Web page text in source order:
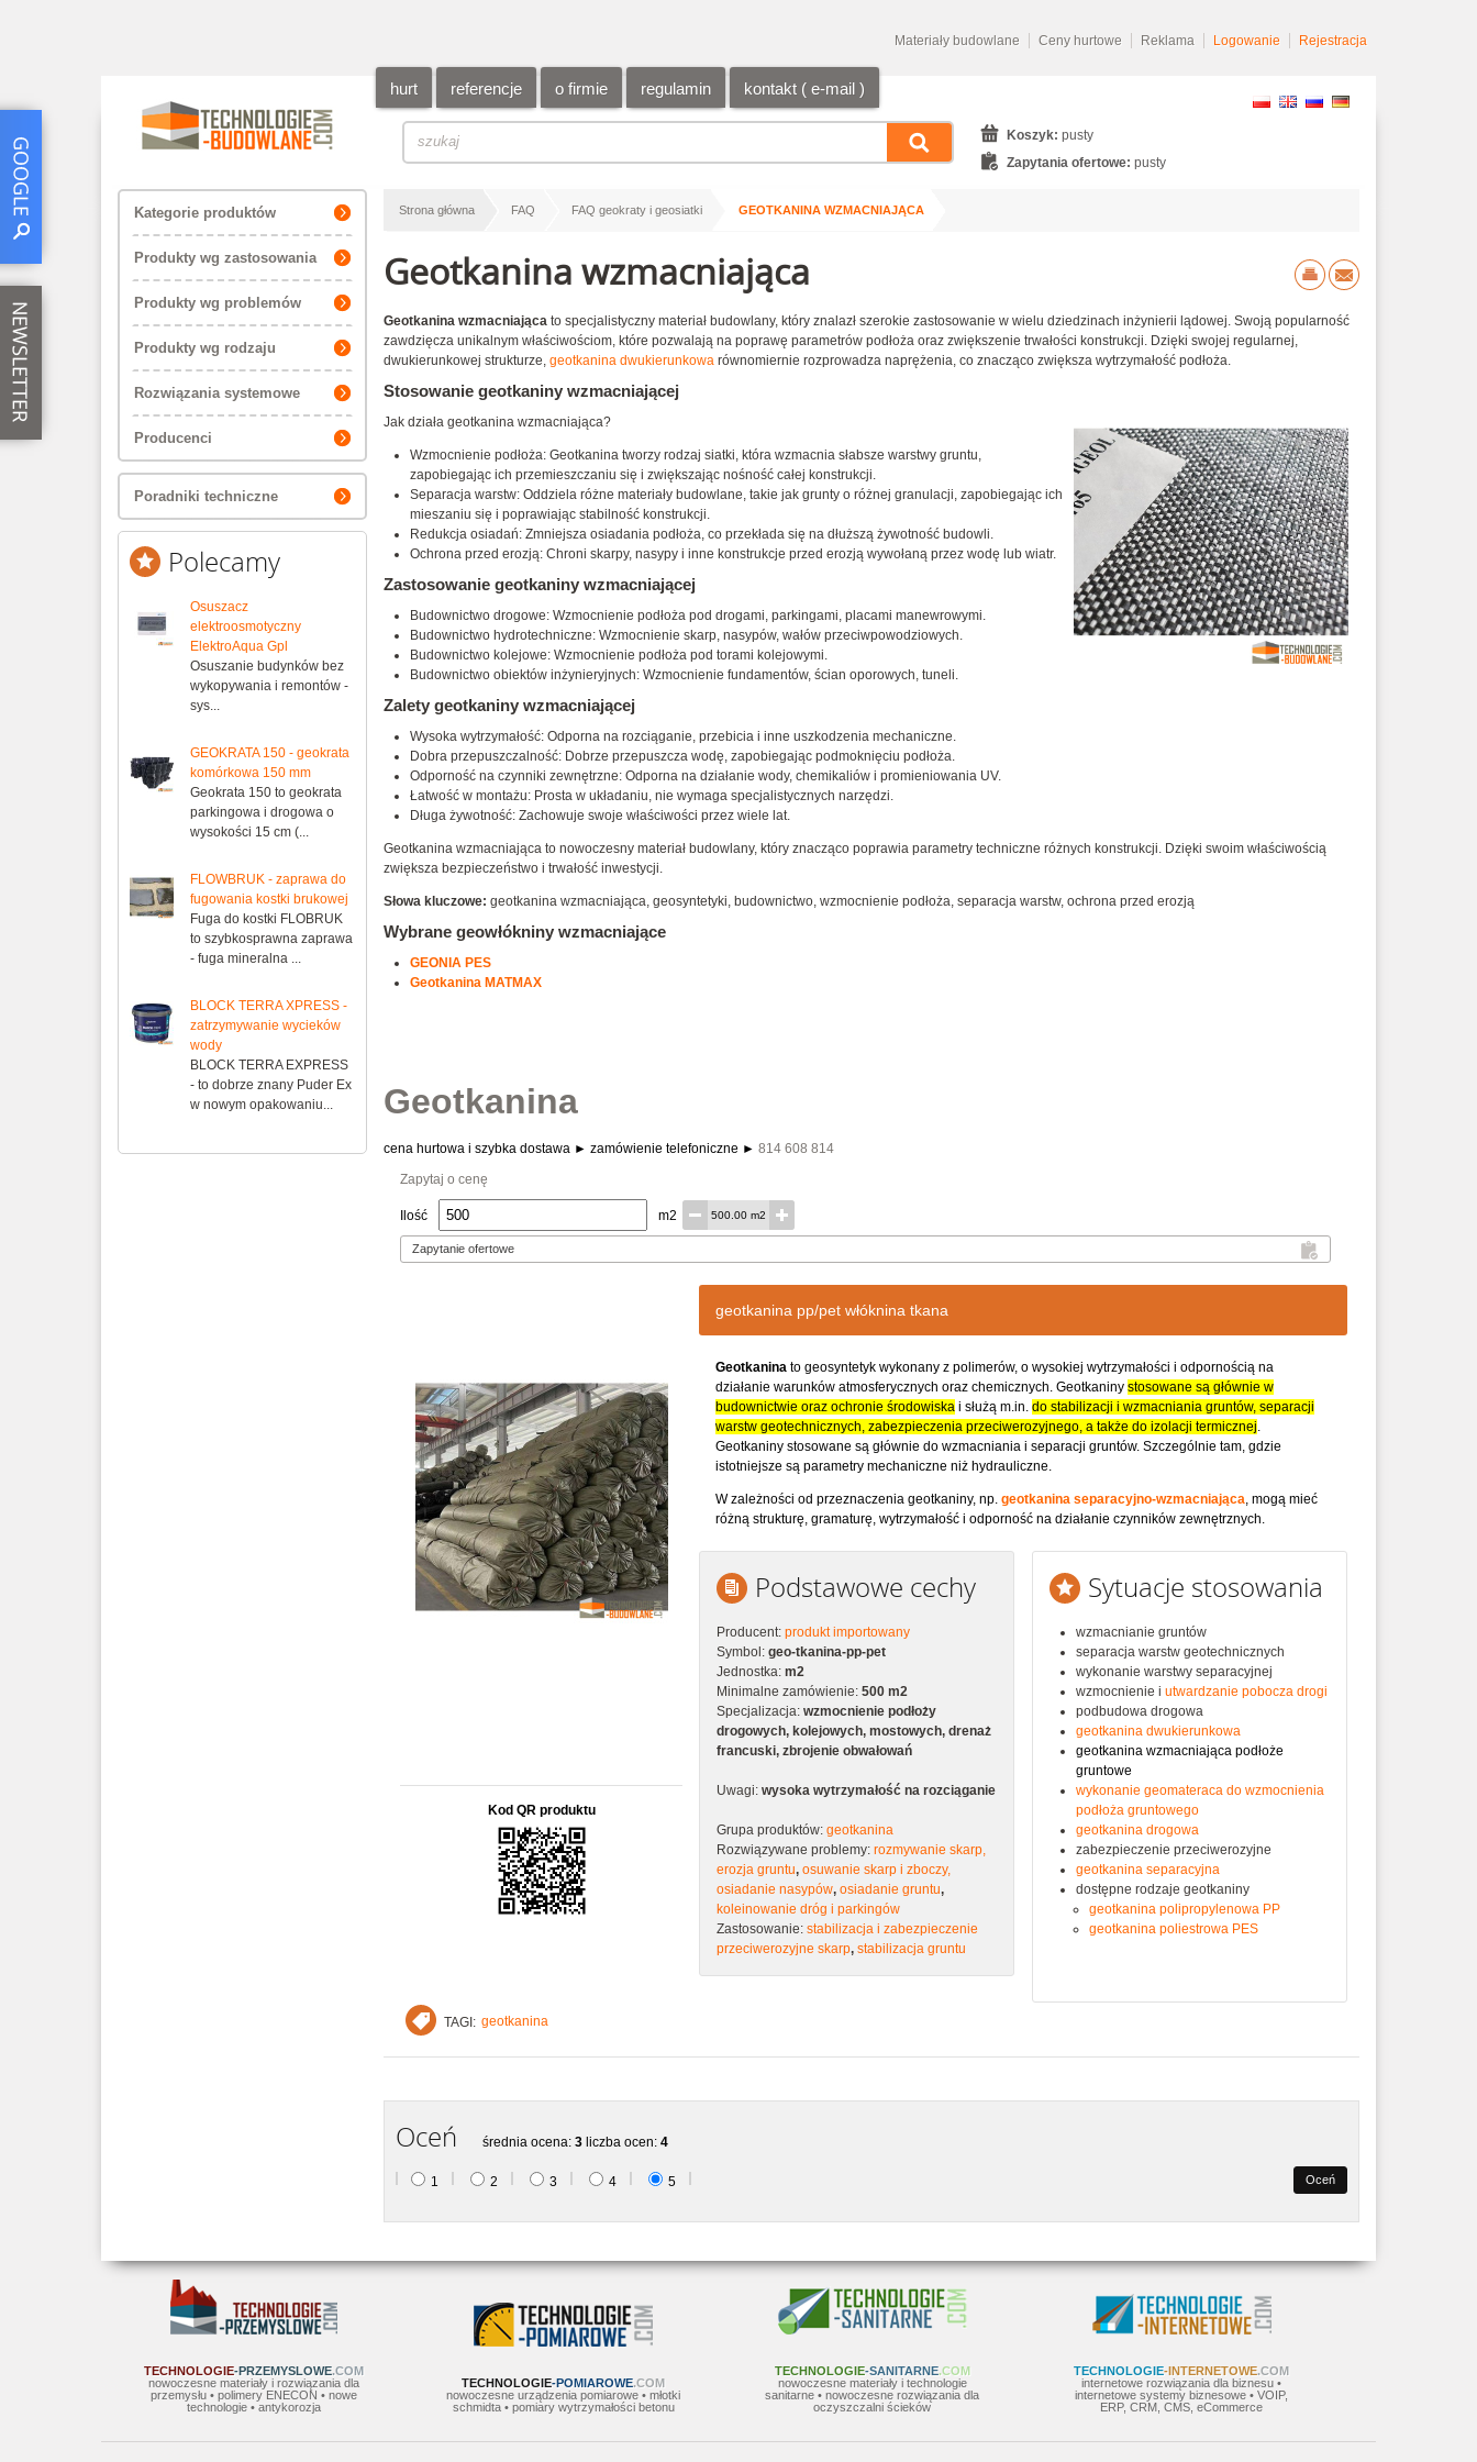
Materiały budowlane Ceny hurtowe Reklama Logowanie Rejestracja
hurt referencje o firmie regulamin kontakt ( e-mail )
Koszyk: pusty
Zapytania ofertowe: pusty
Kategorie produktów
Produkty wg zastosowania
Produkty wg problemów
Produkty wg rodzaju
Rozwiązania systemowe
Producenci
Poradniki techniczne
Polecamy
Osuszacz
elektroosmotyczny
ElektroAqua Gpl
Osuszanie budynków bez
wykopywania i remontów -
sys...
GEOKRATA 150 - geokrata
komórkowa 150 mm
Geokrata 150 to geokrata
parkingowa i drogowa o
wysokości 15 cm (...
FLOWBRUK - zaprawa do
fugowania kostki brukowej
Fuga do kostki FLOBRUK
to szybkosprawna zaprawa
- fuga mineralna ...
BLOCK TERRA XPRESS -
zatrzymywanie wycieków
wody
BLOCK TERRA EXPRESS
- to dobrze znany Puder Ex
w nowym opakowaniu...
Strona główna FAQ FAQ geokraty i geosiatki GEOTKANINA WZMACNIAJĄCA
Geotkanina wzmacniająca
Geotkanina wzmacniająca to specjalistyczny materiał budowlany, który znalazł szerokie zastosowanie w wielu dziedzinach inżynierii lądowej. Swoją popularność
zawdzięcza unikalnym właściwościom, które pozwalają na poprawę parametrów podłoża oraz zwiększenie trwałości konstrukcji. Dzięki swojej regularnej,
dwukierunkowej strukturze, geotkanina dwukierunkowa równomiernie rozprowadza naprężenia, co znacząco zwiększa wytrzymałość podłoża.
Stosowanie geotkaniny wzmacniającej
Jak działa geotkanina wzmacniająca?
Wzmocnienie podłoża: Geotkanina tworzy rodzaj siatki, która wzmacnia słabsze warstwy gruntu,
zapobiegając ich przemieszczaniu się i zwiększając nośność całej konstrukcji.
Separacja warstw: Oddziela różne materiały budowlane, takie jak grunty o różnej granulacji, zapobiegając ich
mieszaniu się i poprawiając stabilność konstrukcji.
Redukcja osiadań: Zmniejsza osiadania podłoża, co przekłada się na dłuższą żywotność budowli.
Ochrona przed erozją: Chroni skarpy, nasypy i inne konstrukcje przed erozją wywołaną przez wodę lub wiatr.
Zastosowanie geotkaniny wzmacniającej
Budownictwo drogowe: Wzmocnienie podłoża pod drogami, parkingami, placami manewrowymi.
Budownictwo hydrotechniczne: Wzmocnienie skarp, nasypów, wałów przeciwpowodziowych.
Budownictwo kolejowe: Wzmocnienie podłoża pod torami kolejowymi.
Budownictwo obiektów inżynieryjnych: Wzmocnienie fundamentów, ścian oporowych, tuneli.
Zalety geotkaniny wzmacniającej
Wysoka wytrzymałość: Odporna na rozciąganie, przebicia i inne uszkodzenia mechaniczne.
Dobra przepuszczalność: Dobrze przepuszcza wodę, zapobiegając podmoknięciu podłoża.
Odporność na czynniki zewnętrzne: Odporna na działanie wody, chemikaliów i promieniowania UV.
Łatwość w montażu: Prosta w układaniu, nie wymaga specjalistycznych narzędzi.
Długa żywotność: Zachowuje swoje właściwości przez wiele lat.
Geotkanina wzmacniająca to nowoczesny materiał budowlany, który znacząco poprawia parametry techniczne różnych konstrukcji. Dzięki swoim właściwością
zwiększa bezpieczeństwo i trwałość inwestycji.
Słowa kluczowe: geotkanina wzmacniająca, geosyntetyki, budownictwo, wzmocnienie podłoża, separacja warstw, ochrona przed erozją
Wybrane geowłókniny wzmacniające
GEONIA PES
Geotkanina MATMAX
Geotkanina
cena hurtowa i szybka dostawa ► zamówienie telefoniczne ► 814 608 814
Zapytaj o cenę
Ilość m2 500.00 m2
geotkanina pp/pet włóknina tkana
Geotkanina to geosyntetyk wykonany z polimerów, o wysokiej wytrzymałości i odpornością na
działanie warunków atmosferycznych oraz chemicznych. Geotkaniny stosowane są głównie w
budownictwie oraz ochronie środowiska i służą m.in. do stabilizacji i wzmacniania gruntów, separacji
warstw geotechnicznych, zabezpieczenia przeciwerozyjnego, a także do izolacji termicznej.
Geotkaniny stosowane są głównie do wzmacniania i separacji gruntów. Szczególnie tam, gdzie
istotniejsze są parametry mechaniczne niż hydrauliczne.
W zależności od przeznaczenia geotkaniny, np. geotkanina separacyjno-wzmacniająca, mogą mieć
różną strukturę, gramaturę, wytrzymałość i odporność na działanie czynników zewnętrznych.
Podstawowe cechy
Producent: produkt importowany
Symbol: geo-tkanina-pp-pet
Jednostka: m2
Minimalne zamówienie: 500 m2
Specjalizacja: wzmocnienie podłoży
drogowych, kolejowych, mostowych, drenaż
francuski, zbrojenie obwałowań
Uwagi: wysoka wytrzymałość na rozciąganie
Grupa produktów: geotkanina
Rozwiązywane problemy: rozmywanie skarp,
erozja gruntu, osuwanie skarp i zboczy,
osiadanie nasypów, osiadanie gruntu,
koleinowanie dróg i parkingów
Zastosowanie: stabilizacja i zabezpieczenie
przeciwerozyjne skarp, stabilizacja gruntu
Sytuacje stosowania
wzmacnianie gruntów
separacja warstw geotechnicznych
wykonanie warstwy separacyjnej
wzmocnienie i utwardzanie pobocza drogi
podbudowa drogowa
geotkanina dwukierunkowa
geotkanina wzmacniająca podłoże
gruntowe
wykonanie geomateraca do wzmocnienia
podłoża gruntowego
geotkanina drogowa
zabezpieczenie przeciwerozyjne
geotkanina separacyjna
dostępne rodzaje geotkaniny
geotkanina polipropylenowa PP
geotkanina poliestrowa PES
Kod QR produktu
TAGI: geotkanina
Oceń średnia ocena: 3 liczba ocen: 4
1 2 3 4 5
TECHNOLOGIE-PRZEMYSLOWE.COM
nowoczesne materiały i rozwiązania dla
przemysłu • polimery ENECON • nowe
technologie • antykorozja
TECHNOLOGIE-POMIAROWE.COM
nowoczesne urządzenia pomiarowe • młotki
schmidta • pomiary wytrzymałości betonu
TECHNOLOGIE-SANITARNE.COM
nowoczesne materiały i technologie
sanitarne • nowoczesne rozwiązania dla
oczyszczalni ścieków
TECHNOLOGIE-INTERNETOWE.COM
internetowe rozwiązania dla biznesu •
internetowe systemy biznesowe • VOIP,
ERP, CRM, CMS, eCommerce